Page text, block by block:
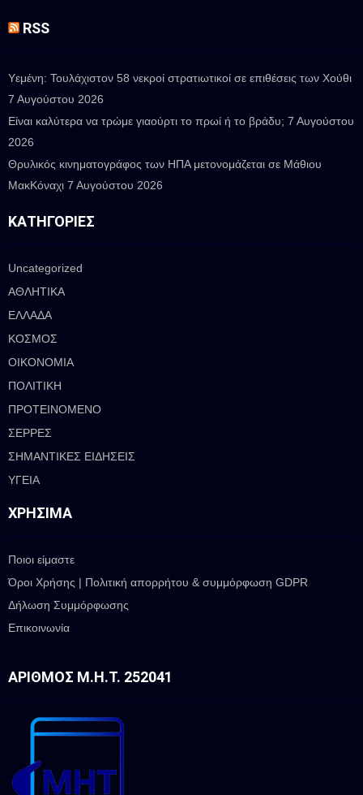
RSS
Υεμένη: Τουλάχιστον 58 νεκροί στρατιωτικοί σε επιθέσεις των Χούθι
7 Αυγούστου 2026
Είναι καλύτερα να τρώμε γιαούρτι το πρωί ή το βράδυ; 7 Αυγούστου
2026
Θρυλικός κινηματογράφος των ΗΠΑ μετονομάζεται σε Μάθιου
ΜακΚόναχι 7 Αυγούστου 2026
ΚΑΤΗΓΟΡΊΕΣ
Uncategorized
ΑΘΛΗΤΙΚΑ
ΕΛΛΑΔΑ
ΚΟΣΜΟΣ
ΟΙΚΟΝΟΜΙΑ
ΠΟΛΙΤΙΚΗ
ΠΡΟΤΕΙΝΟΜΕΝΟ
ΣΕΡΡΕΣ
ΣΗΜΑΝΤΙΚΕΣ ΕΙΔΗΣΕΙΣ
ΥΓΕΙΑ
ΧΡΉΣΙΜΑ
Ποιοι είμαστε
Όροι Χρήσης | Πολιτική απορρήτου & συμμόρφωση GDPR
Δήλωση Συμμόρφωσης
Επικοινωνία
ΑΡΙΘΜΌΣ Μ.Η.Τ. 252041